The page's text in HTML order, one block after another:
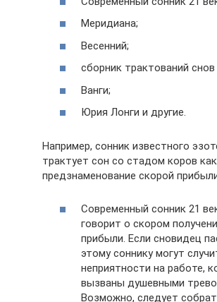
Меридиана;
Весенний;
сборник трактований
Ванги;
Юрия Лонги и другие.
Например, сонник известного
трактует сон со стадом коров как
предзнаменование скорой
Современный сонник 21
говорит о скором
прибыли. Если сновидец
этому соннику могут
неприятности на работе,
вызваны душевными
Возможно, следует